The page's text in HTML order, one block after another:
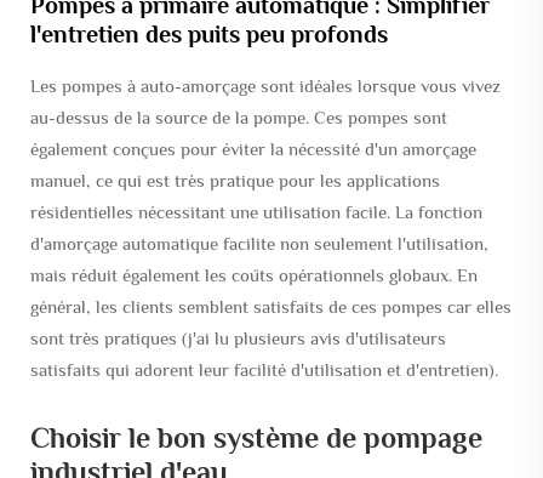
l'entretien des puits peu profonds
Les pompes à auto-amorçage sont idéales lorsque vous vivez
au-dessus de la source de la pompe. Ces pompes sont
également conçues pour éviter la nécessité d'un amorçage
manuel, ce qui est très pratique pour les applications
résidentielles nécessitant une utilisation facile. La fonction
d'amorçage automatique facilite non seulement l'utilisation,
mais réduit également les coûts opérationnels globaux. En
général, les clients semblent satisfaits de ces pompes car elles
sont très pratiques (j'ai lu plusieurs avis d'utilisateurs
satisfaits qui adorent leur facilité d'utilisation et d'entretien).
Choisir le bon système de pompage
industriel d'eau